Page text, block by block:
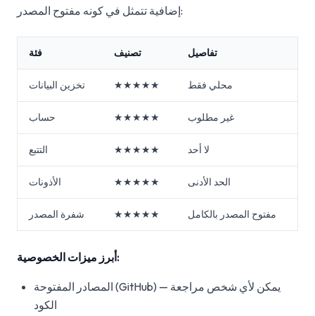
إضافية تتمثل في كونه مفتوح المصدر:
فئة تصنيف تفاصيل
تخزين البيانات ★★★★★ محلي فقط
حساب ★★★★★ غير مطلوب
التتبع ★★★★★ لا أحد
الأذونات ★★★★★ الحد الأدنى
شفرة المصدر ★★★★★ مفتوح المصدر بالكامل
أبرز ميزات الخصوصية:
المصادر المفتوحة (GitHub) — يمكن لأي شخص مراجعة
الكود